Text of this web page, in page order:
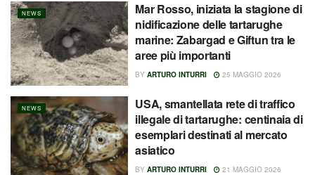
NEWS
Mar Rosso, iniziata la stagione di
nidificazione delle tartarughe
marine: Zabargad e Giftun tra le
aree più importanti
BY ARTURO INTURRI 25 MAGGIO 2026
NEWS
USA, smantellata rete di traffico
illegale di tartarughe: centinaia di
esemplari destinati al mercato
asiatico
BY ARTURO INTURRI 21 MAGGIO 2026